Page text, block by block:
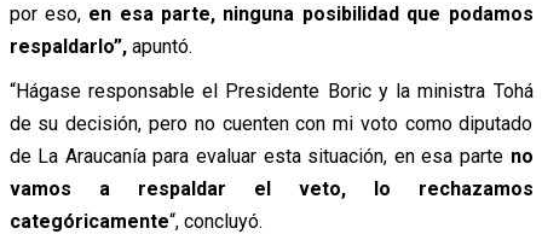
por eso, en esa parte, ninguna posibilidad que podamos
respaldarlo”, apuntó.
“Hágase responsable el Presidente Boric y la ministra Tohá
de su decisión, pero no cuenten con mi voto como diputado
de La Araucanía para evaluar esta situación, en esa parte no
vamos a respaldar el veto, lo rechazamos
categóricamente“, concluyó.